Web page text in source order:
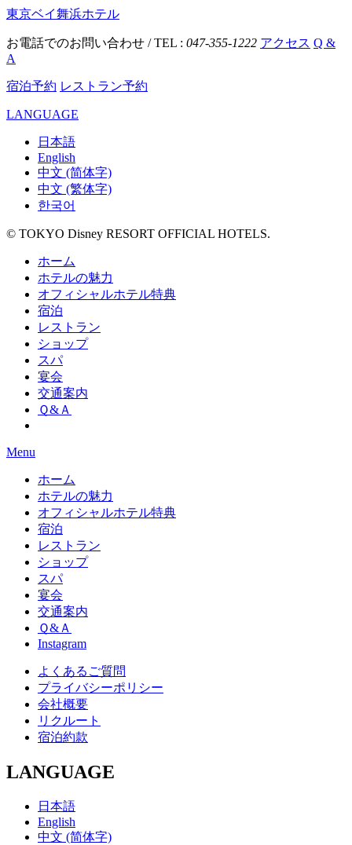
東京ベイ舞浜ホテル
お電話でのお問い合わせ / TEL : 047-355-1222 アクセス Q &
A
宿泊予約 レストラン予約
LANGUAGE
日本語
English
中文 (简体字)
中文 (繁体字)
한국어
© TOKYO Disney RESORT OFFICIAL HOTELS.
ホーム
ホテルの魅力
オフィシャルホテル特典
宿泊
レストラン
ショップ
スパ
宴会
交通案内
Ｑ&Ａ
Menu
ホーム
ホテルの魅力
オフィシャルホテル特典
宿泊
レストラン
ショップ
スパ
宴会
交通案内
Ｑ&Ａ
Instagram
よくあるご質問
プライバシーポリシー
会社概要
リクルート
宿泊約款
LANGUAGE
日本語
English
中文 (简体字)